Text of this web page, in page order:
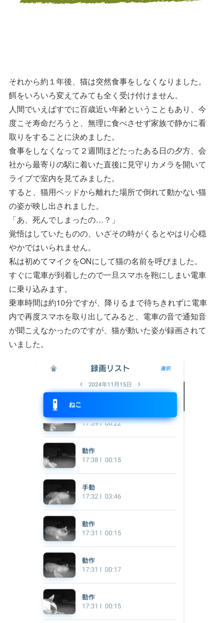
それから約１年後、猫は突然食事をしなくなりました。
餌をいろいろ変えてみても全く受け付けません。
人間でいえばすでに百歳近い年齢ということもあり、今
度こそ寿命だろうと、無理に食べさせず家族で静かに看
取りをすることに決めました。
食事をしなくなって２週間ほどたったある日の夕方、会
社から最寄りの駅に着いた直後に見守りカメラを開いて
ライブで室内を見てみました。
すると、猫用ベッドから離れた場所で倒れて動かない猫
の姿が映し出されました。
「あ、死んでしまったの…？」
覚悟はしていたものの、いざその時がくるとやはり心穏
やかではいられません。
私は初めてマイクをONにして猫の名前を呼びました。
すぐに電車が到着したので一旦スマホを鞄にしまい電車
に乗り込みます。
乗車時間は約10分ですが、降りるまで待ちきれずに電車
内で再度スマホを取り出してみると、電車の音で通知音
が聞こえなかったのですが、猫が動いた姿が録画されて
いました。